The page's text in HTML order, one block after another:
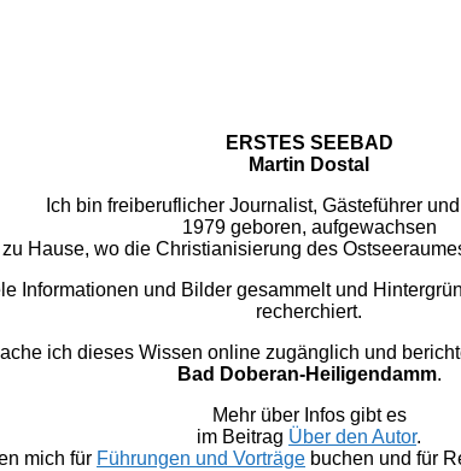
ERSTES SEEBAD
Martin Dostal
Ich bin freiberuflicher Journalist, Gästeführer
1979 geboren, aufgewachsen
Hause, wo die Christianisierung des
Informationen und Bilder gesammelt und
recherchiert.
ich dieses Wissen online zugänglich und
Bad Doberan-Heiligendamm.
Mehr über Infos gibt es
im Beitrag Über den Autor.
mich für Führungen und Vorträge buchen und für